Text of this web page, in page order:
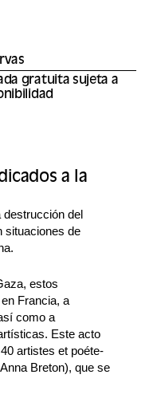
gratuita sujeta a
a la
del
situaciones de
estos
Francia, a
como a
Este acto
artistes et poéte-
Breton), que se